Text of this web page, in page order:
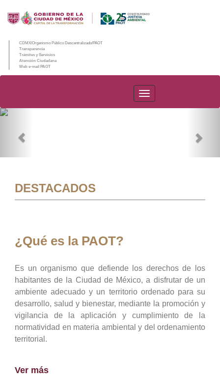
CDMX/Organismo Público Descentralizado/PAOT
Transparencia
Trámites y Servicios
Atención Ciudadana
Web e-mail PAOT
PAOT
DESTACADOS
¿Qué es la PAOT?
Es un organismo que defiende los derechos de los
habitantes de la Ciudad de México, a disfrutar de un
ambiente adecuado y un territorio ordenado para su
desarrollo, salud y bienestar, mediante la promoción y
vigilancia de la aplicación y cumplimiento de la
normatividad en materia ambiental y del ordenamiento
territorial.
Ver más